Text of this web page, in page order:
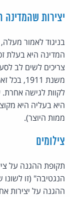
יצירות שהמדינה
בניגוד לאמור
המדינה היא בעלת
צריכים לשים לב
לקוות לגישה אחרת.
ממות היוצר).
צילומים
הנגטיבה" (זו
ההגנה על יצירות אחרות – 70 שנה